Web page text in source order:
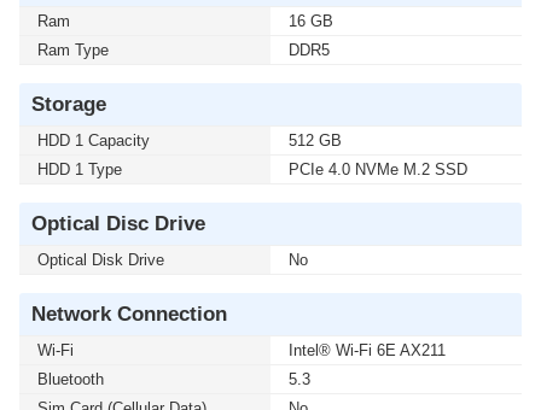
Ram
16 GB
Ram Type
DDR5
Storage
HDD 1 Capacity
512 GB
HDD 1 Type
PCIe 4.0 NVMe M.2 SSD
Optical Disc Drive
Optical Disk Drive No
Network Connection
Wi-Fi
Intel® Wi-Fi 6E AX211
Bluetooth
5.3